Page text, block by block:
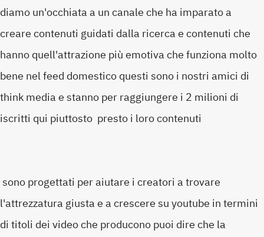
diamo un'occhiata a un canale che ha imparato a
creare contenuti guidati dalla ricerca e contenuti che
hanno quell'attrazione più emotiva che funziona molto
bene nel feed domestico questi sono i nostri amici di
think media e stanno per raggiungere i 2 milioni di
iscritti qui piuttosto presto i loro contenuti
sono progettati per aiutare i creatori a trovare
l'attrezzatura giusta e a crescere su youtube in termini
di titoli dei video che producono puoi dire che la